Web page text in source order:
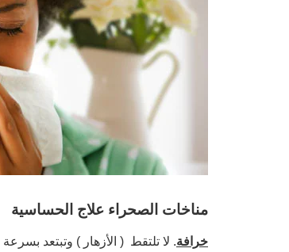
مناخات الصحراء علاج الحساسية
خرافة. لا تلتقط ( الأزهار ) وتبتعد بسرعة